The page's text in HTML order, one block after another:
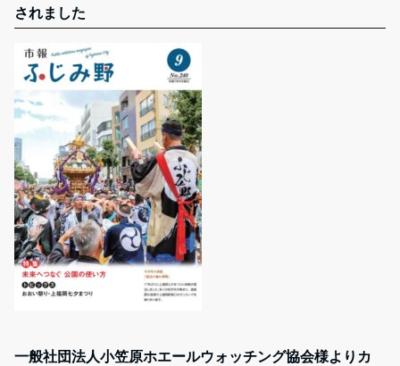
されました
一般社団法人小笠原ホエールウォッチング協会様よりカ